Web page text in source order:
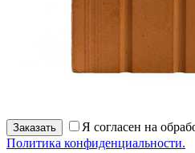
Заказать
Я согласен на
Политика конфиденциальности.